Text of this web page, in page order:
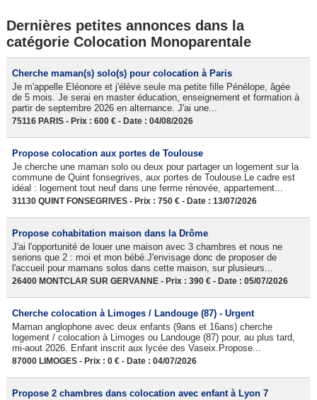
Dernières petites annonces dans la
catégorie Colocation Monoparentale
Cherche maman(s) solo(s) pour colocation à Paris
Je m'appelle Eléonore et j'élève seule ma petite fille Pénélope, âgée
de 5 mois. Je serai en master éducation, enseignement et formation à
partir de septembre 2026 en alternance. J'ai une...
75116 PARIS - Prix : 600 € - Date : 04/08/2026
Propose colocation aux portes de Toulouse
Je cherche une maman solo ou deux pour partager un logement sur la
commune de Quint fonsegrives, aux portes de Toulouse.Le cadre est
idéal : logement tout neuf dans une ferme rénovée, appartement...
31130 QUINT FONSEGRIVES - Prix : 750 € - Date : 13/07/2026
Propose cohabitation maison dans la Drôme
J'ai l'opportunité de louer une maison avec 3 chambres et nous ne
serions que 2 : moi et mon bébé.J'envisage donc de proposer de
l'accueil pour mamans solos dans cette maison, sur plusieurs...
26400 MONTCLAR SUR GERVANNE - Prix : 390 € - Date : 05/07/2026
Cherche colocation à Limoges / Landouge (87) - Urgent
Maman anglophone avec deux enfants (9ans et 16ans) cherche
logement / colocation à Limoges ou Landouge (87) pour, au plus tard,
mi-aout 2026. Enfant inscrit aux lycée des Vaseix.Propose...
87000 LIMOGES - Prix : 0 € - Date : 04/07/2026
Propose 2 chambres dans colocation avec enfant à Lyon 7